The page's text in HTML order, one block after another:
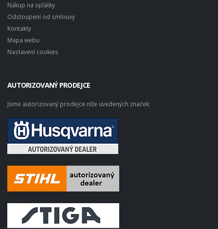
Nákup na splátky
Odstoupení od smlouvy
Kontakty
Mapa webu
Nastavení cookies
AUTORIZOVANÝ PRODEJCE
Jsme autorizovaný prodejce níže uvedených značek: